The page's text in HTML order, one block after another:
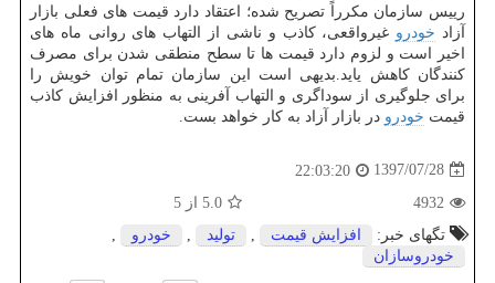
رییس سازمان مكرراً تصریح شده؛ اعتقاد دارد قیمت های فعلی بازار
آزاد خودرو غیرواقعی، كاذب و ناشی از التهاب های روانی ماه های
اخیر است و لزوم دارد قیمت ها تا سطح منطقی شدن برای مصرف
كنندگان كاهش یاید.بدیهی است این سازمان تمام توان خویش را
برای جلوگیری از سوداگری و التهاب آفرینی به منظور افزایش كاذب
قیمت خودرو در بازار آزاد به كار خواهد بست.
1397/07/28
22:03:20
4932
5.0 از 5
تگهای خبر:
افزایش قیمت تولید خودرو
خودروسازان